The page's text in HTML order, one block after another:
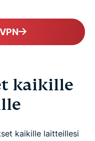
kaikille
kaikille laitteillesi